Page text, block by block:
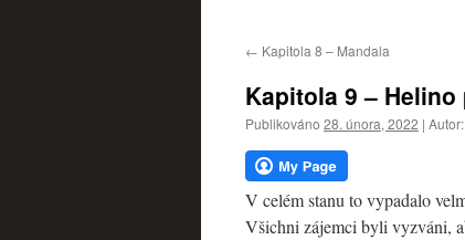
obsahu
webu
← Kapitola 8 – Mandala
Kapitola 9 –
Publikováno 28. února, 2022 | Autor:
V celém stanu to vypadalo
Všichni zájemci byli vyzváni,